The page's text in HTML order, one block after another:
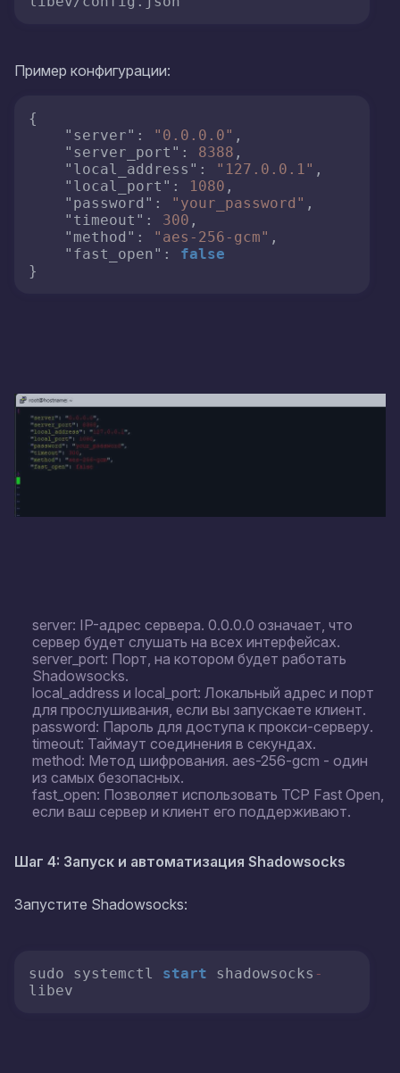
Пример конфигурации:
{
"server" : "0.0.0.0" ,
"server_port" : 8388 ,
"local_address" : "127.0.0.1" ,
"local_port" : 1080 ,
"password" : "your_password" ,
"timeout" : 300 ,
"method" : "aes-256-gcm" ,
"fast_open" :
false
}
server: IP-адрес сервера. 0.0.0.0 означает, что
сервер будет слушать на всех интерфейсах.
server_port: Порт, на котором будет работать
Shadowsocks.
local_address и local_port: Локальный адрес и порт
для прослушивания, если вы запускаете клиент.
password: Пароль для доступа к прокси-серверу.
timeout: Таймаут соединения в секундах.
method: Метод шифрования. aes-256-gcm - один
из самых безопасных.
fast_open: Позволяет использовать TCP Fast Open,
если ваш сервер и клиент его поддерживают.
Шаг 4: Запуск и автоматизация Shadowsocks
Запустите Shadowsocks:
sudo systemctl start shadowsocks -
libev